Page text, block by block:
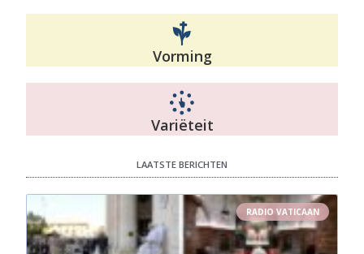
Vorming
Variëteit
LAATSTE BERICHTEN
RADIO VATICAAN